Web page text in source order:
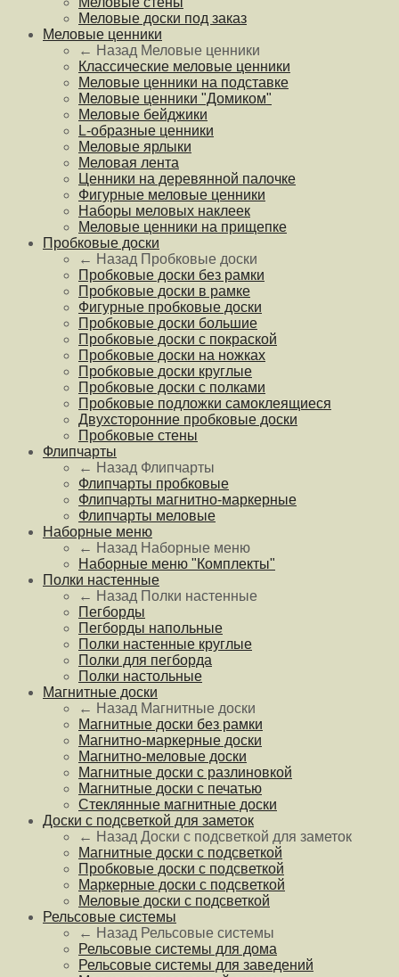
Меловые доски под заказ
Меловые ценники
← Назад Меловые ценники
Классические меловые ценники
Меловые ценники на подставке
Меловые ценники "Домиком"
Меловые бейджики
L-образные ценники
Меловые ярлыки
Меловая лента
Ценники на деревянной палочке
Фигурные меловые ценники
Наборы меловых наклеек
Меловые ценники на прищепке
Пробковые доски
← Назад Пробковые доски
Пробковые доски без рамки
Пробковые доски в рамке
Фигурные пробковые доски
Пробковые доски большие
Пробковые доски с покраской
Пробковые доски на ножках
Пробковые доски круглые
Пробковые доски с полками
Пробковые подложки самоклеящиеся
Двухсторонние пробковые доски
Пробковые стены
Флипчарты
← Назад Флипчарты
Флипчарты пробковые
Флипчарты магнитно-маркерные
Флипчарты меловые
Наборные меню
← Назад Наборные меню
Наборные меню "Комплекты"
Полки настенные
← Назад Полки настенные
Пегборды
Пегборды напольные
Полки настенные круглые
Полки для пегборда
Полки настольные
Магнитные доски
← Назад Магнитные доски
Магнитные доски без рамки
Магнитно-маркерные доски
Магнитно-меловые доски
Магнитные доски с разлиновкой
Магнитные доски с печатью
Стеклянные магнитные доски
Доски с подсветкой для заметок
← Назад Доски с подсветкой для заметок
Магнитные доски с подсветкой
Пробковые доски с подсветкой
Маркерные доски с подсветкой
Меловые доски с подсветкой
Рельсовые системы
← Назад Рельсовые системы
Рельсовые системы для дома
Рельсовые системы для заведений